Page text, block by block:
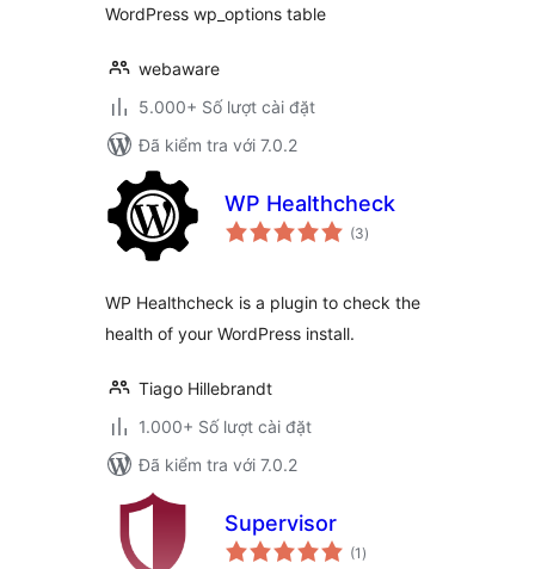
WordPress wp_options table
webaware
5.000+ Số lượt cài đặt
Đã kiểm tra với 7.0.2
WP Healthcheck
(3tổng
đánh
)
WP Healthcheck is a plugin to check the
health of your WordPress install.
Tiago Hillebrandt
1.000+ Số lượt cài đặt
Đã kiểm tra với 7.0.2
Supervisor
(1 tổng
đánh
)